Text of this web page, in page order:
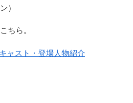
）
ちら。
ャスト・登場人物紹介